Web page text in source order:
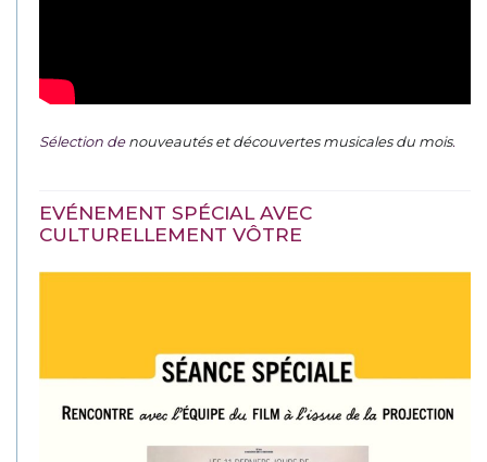
Sélection denouveautés et découvertes musicales du mois.
EVÉNEMENT SPÉCIAL AVEC
CULTURELLEMENT VÔTRE